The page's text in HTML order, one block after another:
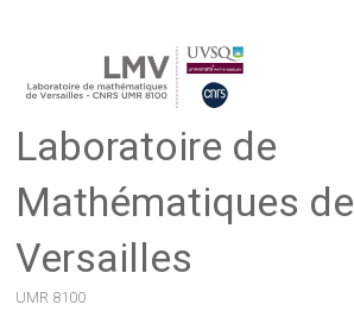
Laboratoire de
Mathématiques de
Versailles
UMR 8100